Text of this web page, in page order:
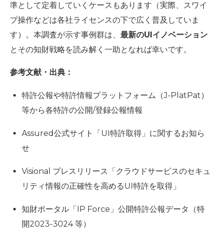
準として定着していくケースもあります（実際、スワイ
プ操作などは各社ライセンスの下で広く普及していま
す）。本調査が示す事例群は、 最新のUIイノベーション
とその知財戦略を読み解く一助となれば幸いです。
参考文献・出典：
特許公報や特許情報プラットフォーム（J-PlatPat）
等から各特許の公開/登録公報情報
Assured公式サイト「UI特許取得」に関するお知ら
せ
Visional プレスリリース「クラウドサービスのセキュ
リティ情報の正確性を高めるUI特許を取得」
知財ポータル「IP Force」公開特許公報データ（特
開2023-3024 等）